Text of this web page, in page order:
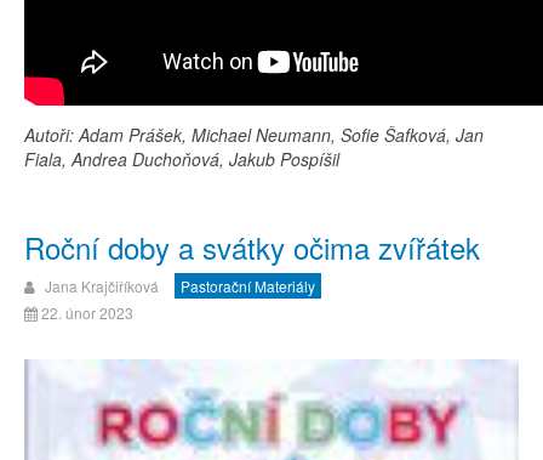
Autoři: Adam Prášek, Michael Neumann, Sofie Šafková, Jan
Fiala, Andrea Duchoňová, Jakub Pospíšil
Roční doby a svátky očima zvířátek
Jana Krajčiříková
Pastorační Materiály
22. únor 2023